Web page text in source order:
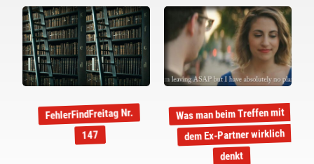
FehlerFindFreitag Nr.
147
Was man beim Treffen mit
dem Ex-Partner wirklich
denkt